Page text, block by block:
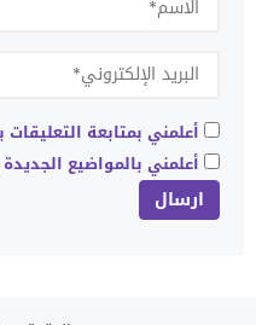
أعلمني بمتابعة
أعلمني بالمواضيع